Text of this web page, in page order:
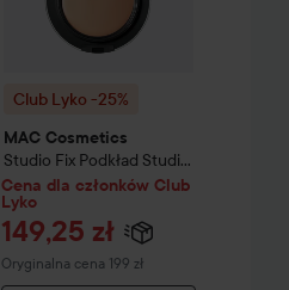
Club Lyko -25%
MAC Cosmetics
Studio Fix Podkład Studio
Fix Tech Cream To
Powder Foundation
Cena dla członków Club
Lyko
149,25 zł
Oryginalna cena 199 zł
Cena regularna 199 zł